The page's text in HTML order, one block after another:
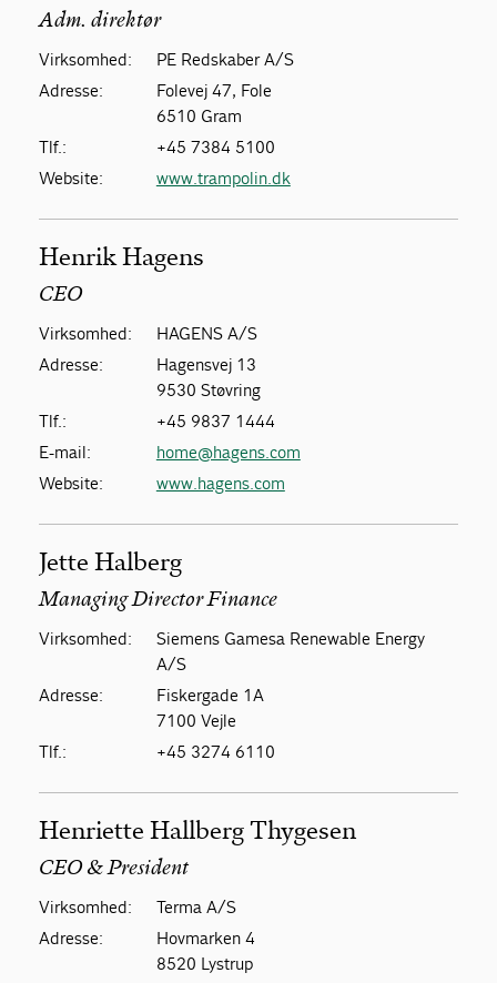
Adm. direktør
Virksomhed:
PE Redskaber A/S
Adresse:
Folevej 47, Fole
6510 Gram
Tlf.:
+45 7384 5100
Website:
www.trampolin.dk
Henrik Hagens
CEO
Virksomhed:
HAGENS A/S
Adresse:
Hagensvej 13
9530 Støvring
Tlf.:
+45 9837 1444
E-mail:
home@hagens.com
Website:
www.hagens.com
Jette Halberg
Managing Director Finance
Virksomhed:
Siemens Gamesa Renewable Energy
A/S
Adresse:
Fiskergade 1A
7100 Vejle
Tlf.:
+45 3274 6110
Henriette Hallberg Thygesen
CEO & President
Virksomhed:
Terma A/S
Adresse:
Hovmarken 4
8520 Lystrup